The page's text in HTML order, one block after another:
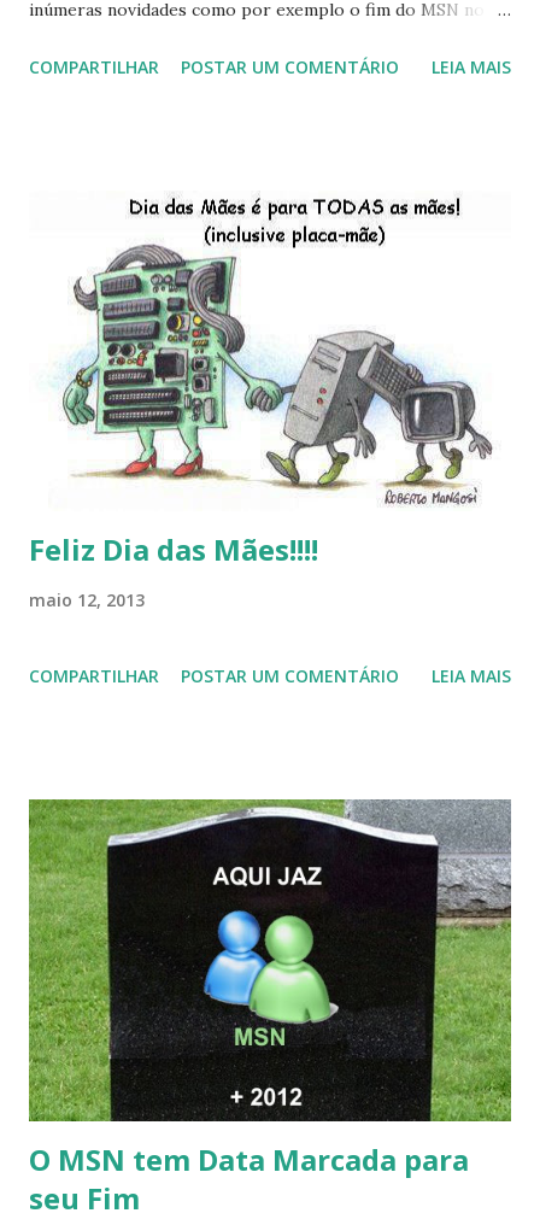
inúmeras novidades como por exemplo o fim do MSN no
do Kaiana que será lançada em 2013, distro nacional , a
do LibreOffice , o IX Latinoware, a Microsoft boicotando o
Linux (como sempre), o lançamento do Windows 8 e a sua
baixa taxa de adesão pelos usuários, entre out ros. Gostaria
de desejar a todos Boas Festas e que em 2013 possamos
estar juntos novamente. Feliz Natal!!!! F eli z 2013 a todos!!!
COMPARTILHAR POSTAR UM COMENTÁRIO LEIA MAIS
Feliz Dia das Mães!!!!
maio 12, 2013
COMPARTILHAR POSTAR UM COMENTÁRIO LEIA MAIS
O MSN tem Data Marcada para
seu Fim